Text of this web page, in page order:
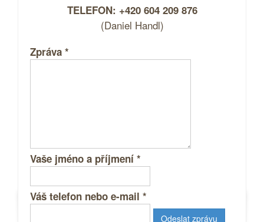
TELEFON: +420 604 209 876
(Daniel Handl)
Zpráva *
Vaše jméno a příjmení *
Váš telefon nebo e-mail *